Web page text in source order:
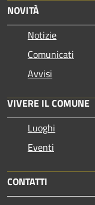
NOVITÀ
Notizie
Comunicati
Avvisi
VIVERE IL COMUNE
Luoghi
Eventi
CONTATTI